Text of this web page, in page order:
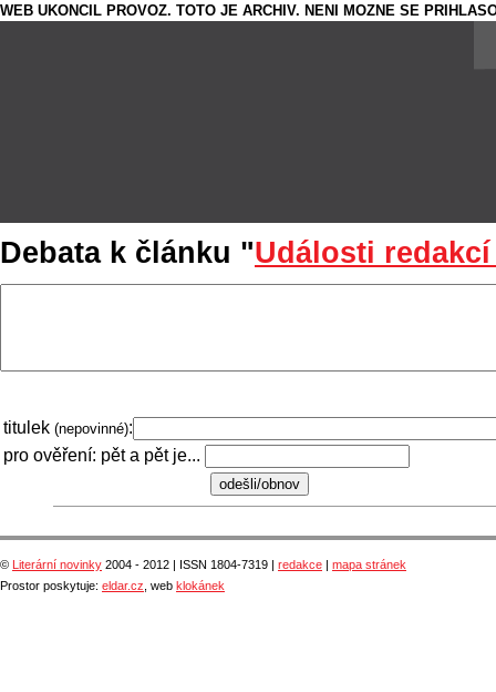
WEB UKONCIL PROVOZ. TOTO JE ARCHIV. NENI MOZNE SE
Debata k článku "Události redakcí
titulek (nepovinné):
pro ověření: pět a pět je...
© Literární novinky 2004 - 2012 | ISSN 1804-7319 | redakce | mapa stránek
Prostor poskytuje: eldar.cz , web klokánek